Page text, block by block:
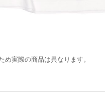
め実際の商品は異なります。